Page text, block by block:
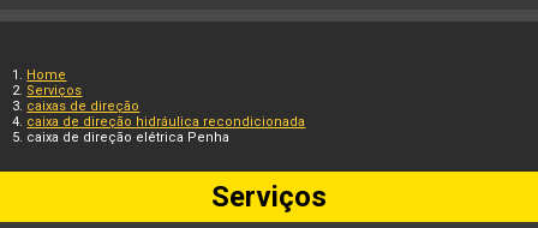
Home
Serviços
caixas de direção
caixa de direção hidráulica recondicionada
caixa de direção elétrica Penha
Serviços